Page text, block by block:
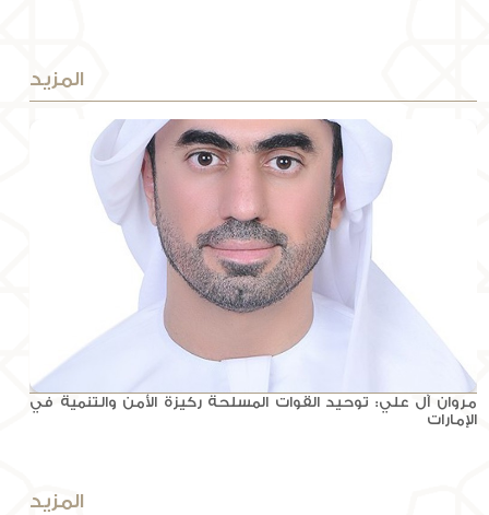
المزيد
مروان آل علي: توحيد القوات المسلحة ركيزة الأمن والتنمية في
الإمارات
المزيد